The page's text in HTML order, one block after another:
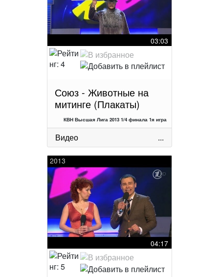
03:03
Союз - Животные на
митинге (Плакаты)
КВН Высшая Лига 2013 1/4 финала 1я игра
Видео ...
2013
04:17